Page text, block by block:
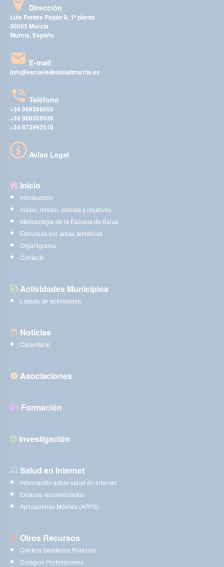
Dirección
Luis Fontes Pagán 9, 1ª planta
30003 Murcia
Murcia, España
E-mail
info@escueladesaludmurcia.es
Teléfono
+34 968356655 -
+34 968359348 -
+34 673992510
Aviso Legal
Inicio
Introducción
Visión, misión, valores y objetivos
Metodología de la Escuela de Salud
Estructura por áreas temáticas
Organigrama
Contacto
Actividades Municipios
Listado de actividades
Noticias
Calendario
Asociaciones
Formación
Investigación
Salud en Internet
Información sobre salud en internet
Enlaces recomendados
Aplicaciones Móviles (APPS)
Otros Recursos
Centros Sanitarios Públicos
Colegios Profesionales